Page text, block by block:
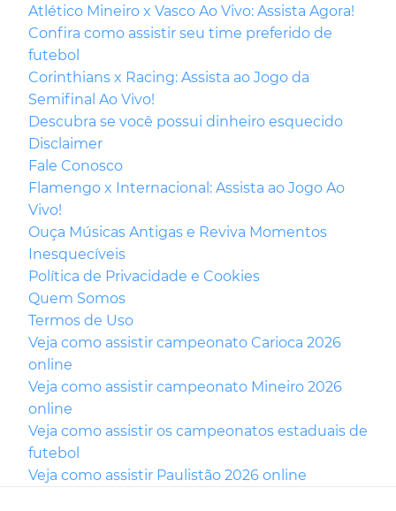
Atlético Mineiro x Vasco Ao Vivo: Assista Agora!
Confira como assistir seu time preferido de
futebol
Corinthians x Racing: Assista ao Jogo da
Semifinal Ao Vivo!
Descubra se você possui dinheiro esquecido
Disclaimer
Fale Conosco
Flamengo x Internacional: Assista ao Jogo Ao
Vivo!
Ouça Músicas Antigas e Reviva Momentos
Inesquecíveis
Política de Privacidade e Cookies
Quem Somos
Termos de Uso
Veja como assistir campeonato Carioca 2026
online
Veja como assistir campeonato Mineiro 2026
online
Veja como assistir os campeonatos estaduais de
futebol
Veja como assistir Paulistão 2026 online